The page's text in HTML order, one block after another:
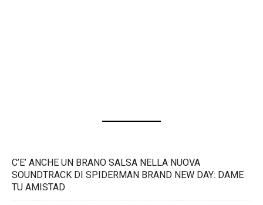
C’E’ ANCHE UN BRANO SALSA NELLA NUOVA
SOUNDTRACK DI SPIDERMAN BRAND NEW DAY: DAME
TU AMISTAD